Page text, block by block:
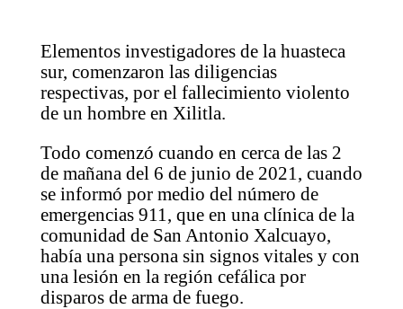
Elementos investigadores de la huasteca
sur, comenzaron las diligencias
respectivas, por el fallecimiento violento
de un hombre en Xilitla.
Todo comenzó cuando en cerca de las 2
de mañana del 6 de junio de 2021, cuando
se informó por medio del número de
emergencias 911, que en una clínica de la
comunidad de San Antonio Xalcuayo,
había una persona sin signos vitales y con
una lesión en la región cefálica por
disparos de arma de fuego.